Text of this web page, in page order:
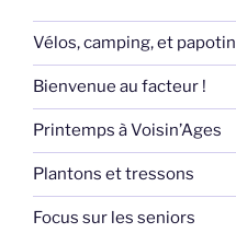
Vélos, camping, et papotin
Bienvenue au facteur !
Printemps à Voisin’Ages
Plantons et tressons
Focus sur les seniors